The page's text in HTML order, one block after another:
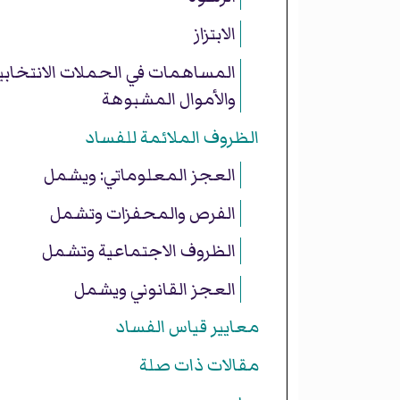
الابتزاز
المساهمات في الحملات
والأموال المشبوهة
الظروف الملائمة للفساد
العجز المعلوماتي: ويشمل
الفرص والمحفزات وتشمل
الظروف الاجتماعية وتشمل
العجز القانوني ويشمل
معايير قياس الفساد
مقالات ذات صلة